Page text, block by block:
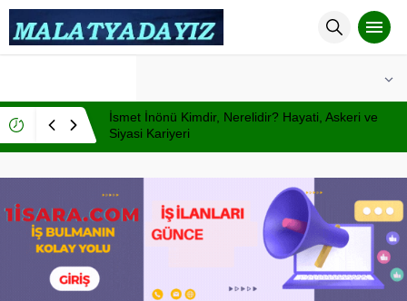
İsmet İnönü Kimdir, Nerelidir? Hayati, Askeri ve
Siyasi Kariyeri